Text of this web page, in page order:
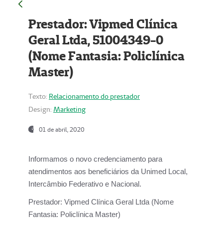
Prestador: Vipmed Clínica
Geral Ltda, 51004349-0
(Nome Fantasia: Policlínica
Master)
Texto: Relacionamento do prestador
Design: Marketing
01 de abril, 2020
Informamos o novo credenciamento para
atendimentos aos beneficiários da Unimed Local,
Intercâmbio Federativo e Nacional.
Prestador: Vipmed Clínica Geral Ltda (Nome
Fantasia: Policlínica Master)